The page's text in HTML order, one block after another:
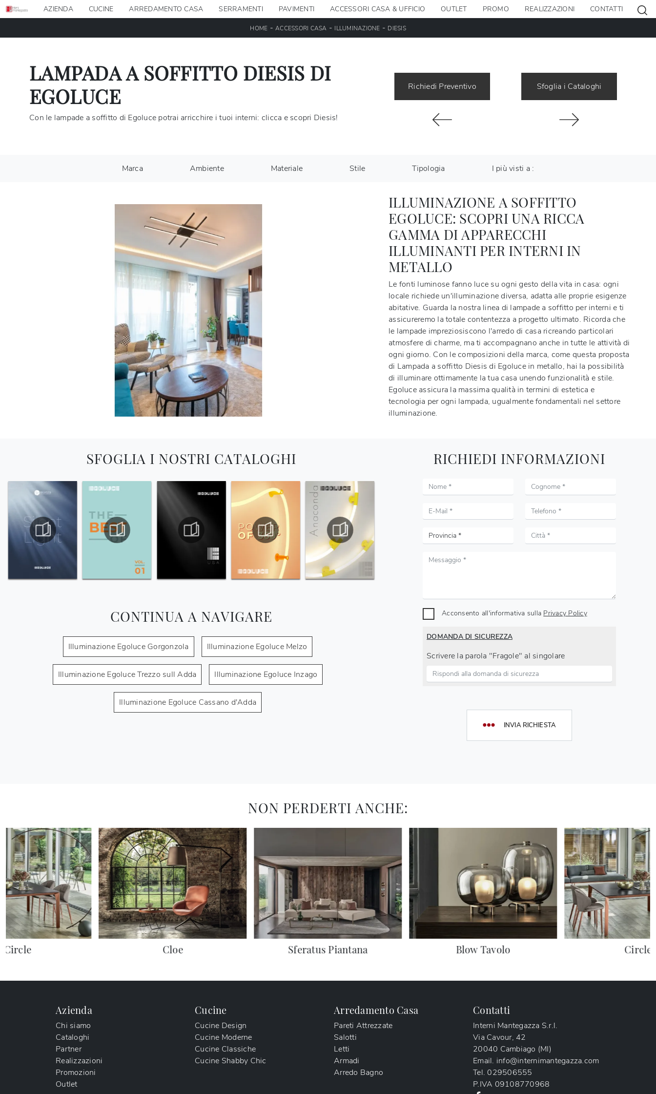
AZIENDA CUCINE ARREDAMENTO CASA SERRAMENTI PAVIMENTI ACCESSORI CASA & UFFICIO OUTLET PROMO REALIZZAZIONI CONTATTI
HOME - ACCESSORI CASA - ILLUMINAZIONE - DIESIS
LAMPADA A SOFFITTO DIESIS DI
EGOLUCE
Con le lampade a soffitto di Egoluce potrai arricchire i tuoi interni: clicca e scopri Diesis!
Richiedi Preventivo Sfoglia i Cataloghi
Marca Ambiente Materiale Stile Tipologia I più visti a :
ILLUMINAZIONE A SOFFITTO
EGOLUCE: SCOPRI UNA RICCA
GAMMA DI APPARECCHI
ILLUMINANTI PER INTERNI IN
METALLO
Le fonti luminose fanno luce su ogni gesto della vita in casa: ogni
locale richiede un'illuminazione diversa, adatta alle proprie esigenze
abitative. Guarda la nostra linea di lampade a soffitto per interni e ti
assicureremo la totale contentezza a progetto ultimato. Ricorda che
le lampade impreziosiscono l'arredo di casa ricreando particolari
atmosfere di charme, ma ti accompagnano anche in tutte le attività di
ogni giorno. Con le composizioni della marca, come questa proposta
di Lampada a soffitto Diesis di Egoluce in metallo, hai la possibilità
di illuminare ottimamente la tua casa unendo funzionalità e stile.
Egoluce assicura la massima qualità in termini di estetica e
tecnologia per ogni lampada, ugualmente fondamentali nel settore
illuminazione.
SFOGLIA I NOSTRI CATALOGHI
CONTINUA A NAVIGARE
Illuminazione Egoluce Gorgonzola Illuminazione Egoluce Melzo
Illuminazione Egoluce Trezzo sull Adda Illuminazione Egoluce Inzago
Illuminazione Egoluce Cassano d'Adda
RICHIEDI INFORMAZIONI
Acconsento all'informativa sulla Privacy Policy
DOMANDA DI SICUREZZA
Scrivere la parola "Fragole" al singolare
INVIA RICHIESTA
NON PERDERTI ANCHE:
Circle Cloe Sferatus Piantana Blow Tavolo Circle
Azienda
Chi siamo
Cataloghi
Partner
Realizzazioni
Promozioni
Outlet
Cucine
Cucine Design
Cucine Moderne
Cucine Classiche
Cucine Shabby Chic
Arredamento Casa
Pareti Attrezzate
Salotti
Letti
Armadi
Arredo Bagno
Contatti
Interni Mantegazza S.r.l.
Via Cavour, 42
20040 Cambiago (MI)
Email. info@internimantegazza.com
Tel. 029506555
P.IVA 09108770968